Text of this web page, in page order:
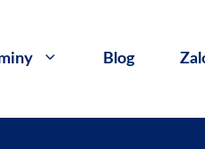
Blog